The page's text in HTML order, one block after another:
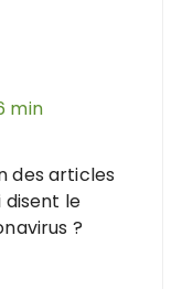
min
des articles
disent le
?